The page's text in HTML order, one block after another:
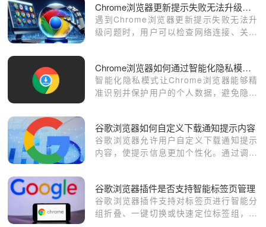
Chrome浏览器更新提示失败无法升级的修复教程
遇到Chrome浏览器更新提示失败无法升
级问题时，用户可以检查网络连接、关闭
Chrome浏览器如何通过智能化隐私模式提供更精准的保护
智能化隐私模式让Chrome浏览器能够精
准识别并保护用户的个人数据，避免隐私
高程度的保护。
谷歌浏览器如何自定义下载通知提示内容
谷歌浏览器允许用户自定义下载通知提示
内容，使提示信息更加个性化。通过调整
效率。
谷歌浏览器插件是否支持智能标签页管理
谷歌浏览器插件支持对标签页进行智能分
组折叠、一键切换或快速定位标签组，帮